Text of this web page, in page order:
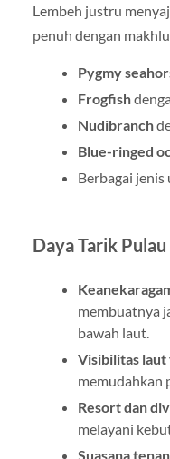
Lembeh justru
penuh dengan
Pygmy
Frogfish
Nudibranch
Blue-ringed
Berbagai
Daya Tarik
membuatnya
bawah laut.
Visibilitas laut
memudahkan
Resort dan
melayani
Suasana